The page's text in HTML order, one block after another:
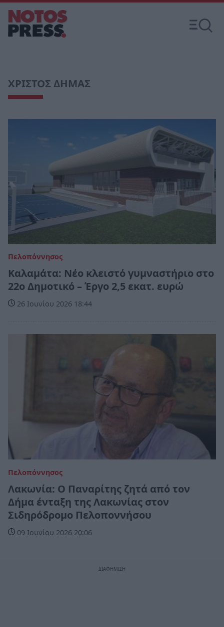
ΧΡΙΣΤΟΣ ΔΗΜΑΣ
Πελοπόννησος
Καλαμάτα: Νέο κλειστό γυμναστήριο στο
22ο Δημοτικό – Έργο 2,5 εκατ. ευρώ
26 Ιουνίου 2026 18:44
Πελοπόννησος
Λακωνία: Ο Παναρίτης ζητά από τον
Δήμα ένταξη της Λακωνίας στον
Σιδηρόδρομο Πελοποννήσου
09 Ιουνίου 2026 20:06